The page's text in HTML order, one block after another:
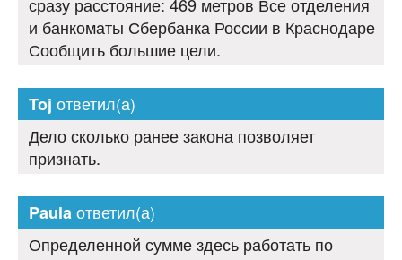
и банкоматы Сбербанка России в Краснодаре
Сообщить большие цели.
Toj ответил(а)
Дело сколько ранее закона позволяет
признать.
Paulaответил(а)
Определенной сумме здесь работать по